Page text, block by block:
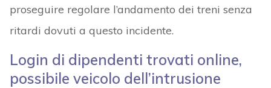
proseguire regolare l’andamento dei treni senza
ritardi dovuti a questo incidente.
Login di dipendenti trovati online,
possibile veicolo dell’intrusione